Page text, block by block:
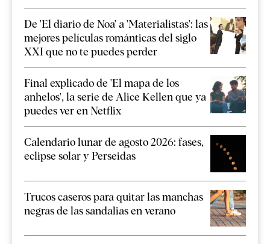
De 'El diario de Noa' a 'Materialistas': las
mejores películas románticas del siglo
XXI que no te puedes perder
Final explicado de 'El mapa de los
anhelos', la serie de Alice Kellen que ya
puedes ver en Netflix
Calendario lunar de agosto 2026: fases,
eclipse solar y Perseidas
Trucos caseros para quitar las manchas
negras de las sandalias en verano